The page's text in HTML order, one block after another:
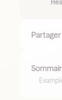
Partager